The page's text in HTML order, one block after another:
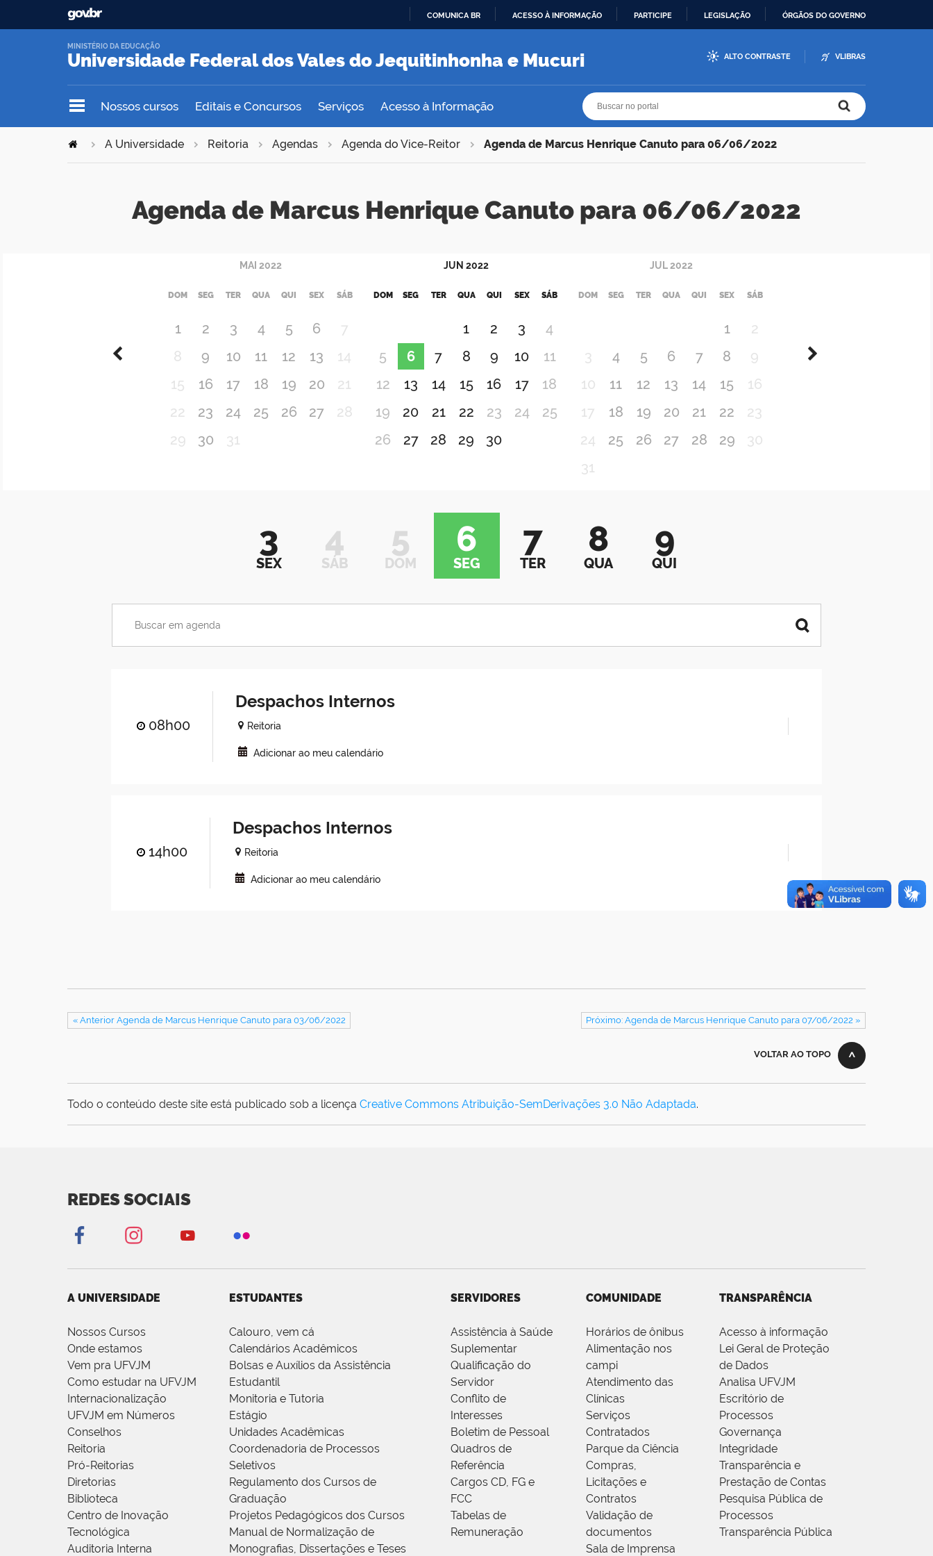
O
COMUNICA BR ACESSO À INFORMAÇÃO PARTICIPE LEGISLAÇÃO ÓRGÃOS DO GOVERNO
Universidade Federal dos Vales do Jequitinhonha e Mucuri
MINISTÉRIO DA EDUCAÇÃO
ALTO CONTRASTE VLIBRAS
Nossos cursos Editais e Concursos Serviços Acesso à Informação
A Universidade Reitoria Agendas Agenda do Vice-Reitor Agenda de Marcus Henrique Canuto para 06/06/2022
Agenda de Marcus Henrique Canuto para 06/06/2022
MAI 2022
DOM SEG TER QUA QUI SEX SÁB
1 2 3 4 5 6
7
8
9 10 11 12 13
14
15
16 17 18 19 20
21
22
23 24 25 26 27
28
29
30 31
JUN 2022
DOM SEG TER QUA QUI SEX SÁB
1 2 3
4
5
6 7 8 9 10
11
12
13 14 15 16 17
18
19
20 21 22 23 24
25
26
27 28 29 30
JUL 2022
DOM SEG TER QUA QUI SEX SÁB
1
2
3
4 5 6 7 8
9
10
11 12 13 14 15
16
17
18 19 20 21 22
23
24
25 26 27 28 29
30
31
3
SEX
4
SÁB
5
DOM
6
SEG
7
TER
8
QUA
9
QUI
08h00
Despachos Internos
Reitoria
Adicionar ao meu calendário
14h00
Despachos Internos
Reitoria
Adicionar ao meu calendário
« Anterior Agenda de Marcus Henrique Canuto para 03/06/2022 Próximo: Agenda de Marcus Henrique Canuto para 07/06/2022 »
VOLTAR AO TOPO
Todo o conteúdo deste site está publicado sob a licença Creative Commons Atribuição-SemDerivações 3.0 Não Adaptada.
REDES SOCIAIS
A UNIVERSIDADE
Nossos Cursos
Onde estamos
Vem pra UFVJM
Como estudar na UFVJM
Internacionalização
UFVJM em Números
Conselhos
Reitoria
Pró-Reitorias
Diretorias
Biblioteca
Centro de Inovação
Tecnológica
Auditoria Interna
ESTUDANTES
Calouro, vem cá
Calendários Acadêmicos
Bolsas e Auxílios da Assistência
Estudantil
Monitoria e Tutoria
Estágio
Unidades Acadêmicas
Coordenadoria de Processos
Seletivos
Regulamento dos Cursos de
Graduação
Projetos Pedagógicos dos Cursos
Manual de Normalização de
Monografias, Dissertações e Teses
SERVIDORES
Assistência à Saúde
Suplementar
Qualificação do
Servidor
Conflito de
Interesses
Boletim de Pessoal
Quadros de
Referência
Cargos CD, FG e
FCC
Tabelas de
Remuneração
COMUNIDADE
Horários de ônibus
Alimentação nos
campi
Atendimento das
Clínicas
Serviços
Contratados
Parque da Ciência
Compras,
Licitações e
Contratos
Validação de
documentos
Sala de Imprensa
TRANSPARÊNCIA
Acesso à informação
Lei Geral de Proteção
de Dados
Analisa UFVJM
Escritório de
Processos
Governança
Integridade
Transparência e
Prestação de Contas
Pesquisa Pública de
Processos
Transparência Pública